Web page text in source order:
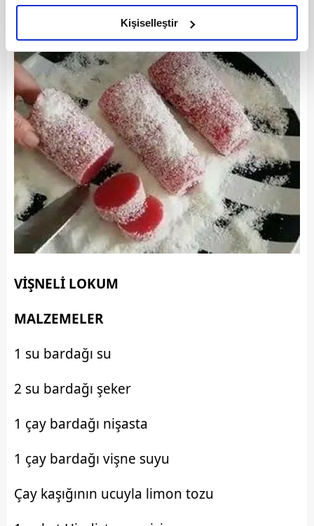
amacımızın size daha iyi bir reklam deneyimi sunmak
olduğunu ve sizlere en iyi içerikleri sunabilmek adına
elimizden gelen çabayı gösterdiğimizi ve bu noktada,
reklamların maliyetlerimizi karşılamak noktasında tek gelir
kalemimiz olduğunu sizlere hatırlatmak isteriz.
Her halükârda, kullanıcılar, bu çerezlere izin vermedikleri
takdirde, kullanıcılara hedefli reklamlar
gösterilmeyecektir."
Sizlere daha iyi bir hizmet sunabilmek için İnternet
Sitemizde kendimize ve üçüncü kişilere ait çerezler
kullanılmaktadır. Bu çerezler vasıtasıyla çeşitli kişisel
verileriniz işlenmekte olup gerekli olan çerezler bilgi
toplumu hizmetlerinin sunulması amacıyla
kullanılmaktadır. Diğer çerezler, sitemizin daha işlevsel
kılınması ve kişiselleştirilmesi ve sizlere yönelik
reklam/pazarlama faaliyetlerinin yapılması, amaçlarıyla
vasıtasıyla belirleyebilirsiniz. Çerezlere ilişkin detaylı bilgi
Metnimiziziyaret edebilirsiniz.
6698 sayılı Kişisel Verilerin Korunması Kanunu uyarınca
ilgili mevzuata uygun olarak kullanılan çerezlerle ilgili bilgi
Kişiselleştir
VİŞNELİ LOKUM
MALZEMELER
1 su bardağı su
2 su bardağı şeker
1 çay bardağı nişasta
1 çay bardağı vişne suyu
Çay kaşığının ucuyla limon tozu